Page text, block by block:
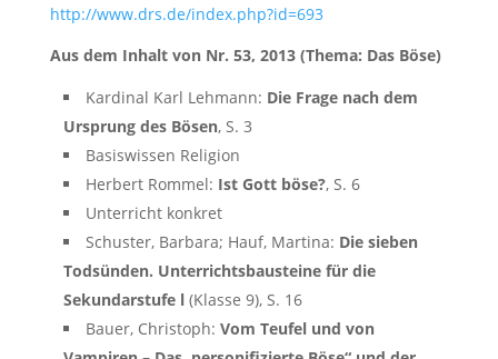
http://www.drs.de/index.php?id=693
Aus dem Inhalt von Nr. 53, 2013 (Thema: Das Böse)
Kardinal Karl Lehmann: Die Frage nach dem
Ursprung des Bösen, S. 3
Basiswissen Religion
Herbert Rommel: Ist Gott böse?, S. 6
Unterricht konkret
Schuster, Barbara; Hauf, Martina: Die sieben
Todsünden. Unterrichtsbausteine für die
Sekundarstufe l (Klasse 9), S. 16
Bauer, Christoph: Vom Teufel und von